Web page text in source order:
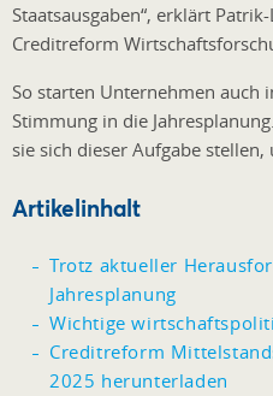
Staatsausgaben“, erklärt
Creditreform
So starten Unternehmen
Stimmung in die
sie sich dieser Aufgabe
Artikelinhalt
Trotz aktueller
Jahresplanung
Wichtige
Creditreform
2025 herunterladen